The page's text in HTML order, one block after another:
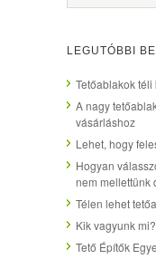
LEGUTÓBBI
Tetőablakok
A nagy
vásárláshoz
Lehet, hogy
Hogyan
nem mellettünk
Télen lehet
Kik vagyunk mi?
Tető Építők